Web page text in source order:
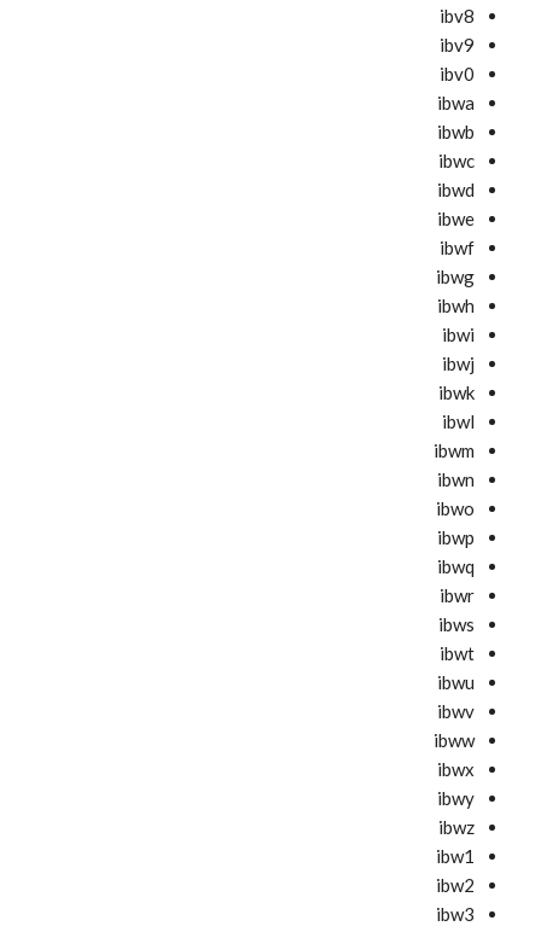
ibv8
ibv9
ibv0
ibwa
ibwb
ibwc
ibwd
ibwe
ibwf
ibwg
ibwh
ibwi
ibwj
ibwk
ibwl
ibwm
ibwn
ibwo
ibwp
ibwq
ibwr
ibws
ibwt
ibwu
ibwv
ibww
ibwx
ibwy
ibwz
ibw1
ibw2
ibw3